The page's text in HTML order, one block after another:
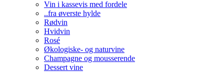
Vin i kassevis med fordele
..fra øverste hylde
Rødvin
Hvidvin
Rosé
Økologiske- og naturvine
Champagne og mousserende
Dessert vine